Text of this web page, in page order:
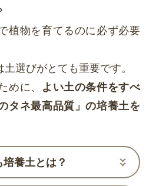
植物を育てるのに必ず必要
選びがとても重要です。
めに、
よい土の条件をすべ
タネ最高品質」の培養土を
培養土とは？